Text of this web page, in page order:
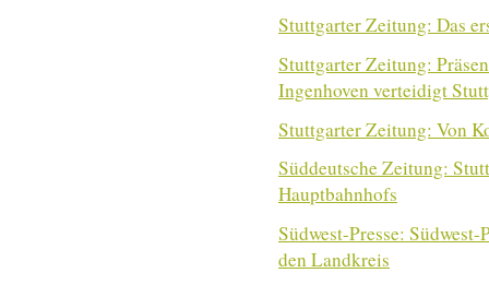
Stuttgarter Zeitung: Das
Stuttgarter Zeitung:
Ingenhoven verteidigt
Stuttgarter Zeitung: Von
Süddeutsche Zeitung:
Hauptbahnhofs
Südwest-Presse:
den Landkreis